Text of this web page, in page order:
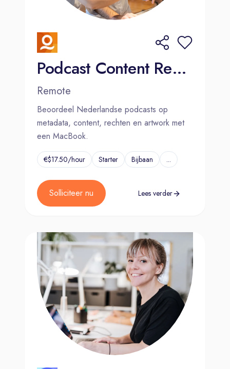
Podcast Content Reviewer - Dutch (Netherlands)
Remote
Beoordeel Nederlandse podcasts op
metadata, content, rechten en artwork met
een MacBook.
€$17.50/hour Starter Bijbaan ...
Solliciteer nu Lees verder